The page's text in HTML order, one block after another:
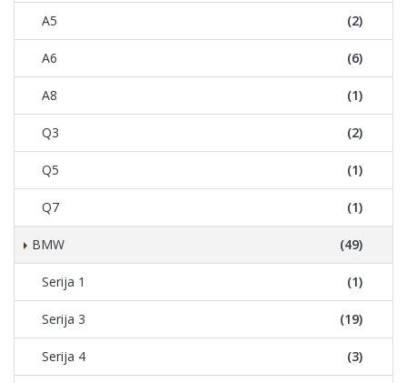
A5 (2)
A6 (6)
A8 (1)
Q3 (2)
Q5 (1)
Q7 (1)
BMW (49)
Serija 1 (1)
Serija 3 (19)
Serija 4 (3)